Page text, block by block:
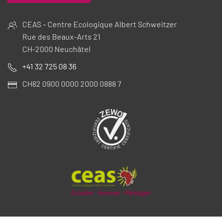
CEAS – Centre Ecologique Albert Schweitzer
Rue des Beaux-Arts 21
CH-2000 Neuchâtel
+41 32 725 08 36
CH82 0900 0000 2000 0888 7